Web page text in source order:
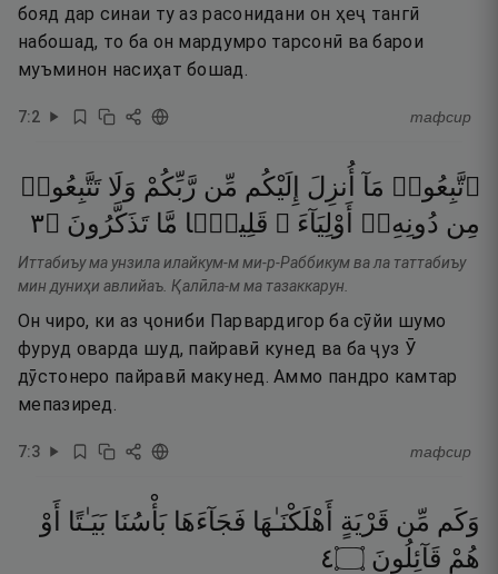
бояд дар синаи ту аз расонидани он ҳеҷ тангӣ
набошад, то ба он мардумро тарсонӣ ва барои
муъминон насиҳат бошад.
7:2 тафсир
ٱتَّبِعُوا۟ مَآ أُنزِلَ إِلَيْكُم مِّن رَّبِّكُمْ وَلَا تَتَّبِعُوا۟
مِن دُونِهِۦٓ أَوْلِيَآءَ ۗ قَلِيلًۭا مَّا تَذَكَّرُونَ ۝٣
Иттабиъу ма унзила илайкум-м ми-р-Раббикум ва ла таттабиъу
мин дуниҳи авлийаъ. Қалӣла-м ма тазаккарун.
Он чиро, ки аз ҷониби Парвардигор ба сӯйи шумо
фуруд оварда шуд, пайравӣ кунед ва ба ҷуз Ӯ
дӯстонеро пайравӣ макунед. Аммо пандро камтар
мепазиред.
7:3 тафсир
وَكَم مِّن قَرْيَةٍ أَهْلَكْنَـٰهَا فَجَآءَهَا بَأْسُنَا بَيَـٰتًا
أَوْ
هُمْ قَآئِلُونَ ۝٤